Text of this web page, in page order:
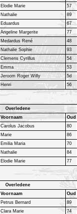
Elodie Marie 57
Nathalie 89
Eduardus 67
Angeline Margerite 77
Medardus René 48
Nathalie Sophie 93
Clemens Cyrillus 54
Emma 53
Jeroom Roger Willy 5d
Henri 56
Overledene
Voornaam Oud
Carolus Jacobus 80
Marie 86
Emilia Maria 70
Nathalie 84
Elodie Marie 77
Overledene
Voornaam Oud
Petrus Bernard 89
Clara Marie 74